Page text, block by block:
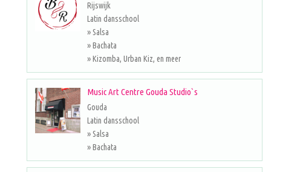
Rijswijk
Latin dansschool
» Salsa
» Bachata
» Kizomba, Urban Kiz, en meer
Music Art Centre Gouda Studio`s
Gouda
Latin dansschool
» Salsa
» Bachata